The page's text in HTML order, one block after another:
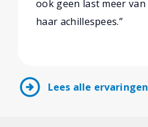
ook geen last meer van
haar achillespees.”
arrow_circle_right Lees alle ervaringen